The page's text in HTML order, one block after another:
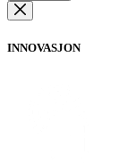
INNOVASJON